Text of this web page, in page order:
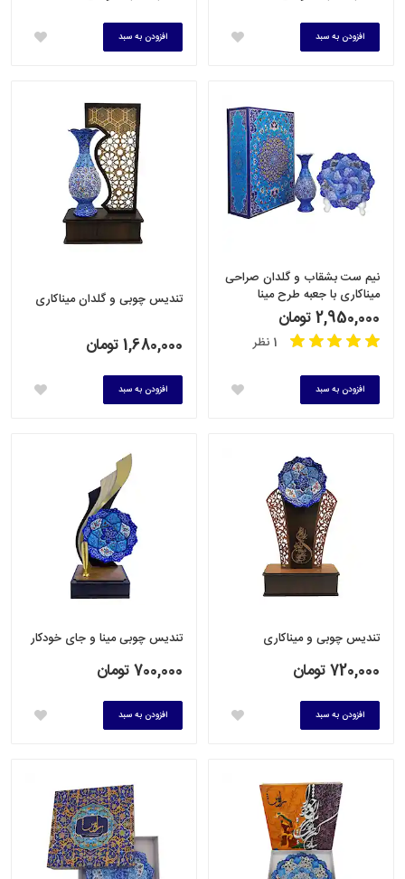
افزودن به سبد افزودن به سبد
نیم ست بشقاب و گلدان صراحی
میناکاری با جعبه طرح مینا
2,950,000 تومان
1 نظر
افزودن به سبد
تندیس چوبی و گلدان میناکاری
1,680,000 تومان
افزودن به سبد
تندیس چوبی و میناکاری
720,000 تومان
افزودن به سبد
تندیس چوبی مینا و جای خودکار
700,000 تومان
افزودن به سبد